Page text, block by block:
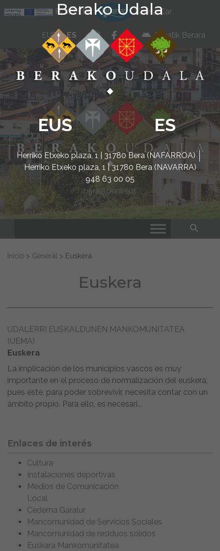
Berako Udala
EUS ES
Herriko Etxeko plaza, 1 | 31780 Bera (NAFARROA)
Herriko Etxeko plaza, 1 | 31780 Bera (NAVARRA)
948 63 00 05
bera@bera.eus
POCTEFA KarKarCar
EUS ES whatsapp
facebook
instagram
Beratik Berara
Buscar:
Inicio > General > Euskera
Euskera
UDALERRI EUSKALDUNEN MANKOMUNITATEA
(UEMA)
Euskera
La implicación de los municipios vascos es muy
importante en el proceso de normalización del euskera,
pues éste, para poder sobrevivir, necesita contar con un
ámbito propio. Para ello, es necesari...
Enlaces de interés
Cultura
Instalaciones deportivas
Medios de Comunicación
Local
Cederna Garalur
Mancomunidad de Servicios Sociales
Mancomunidad de residuos sólidos
Euskara Mankomunitatea